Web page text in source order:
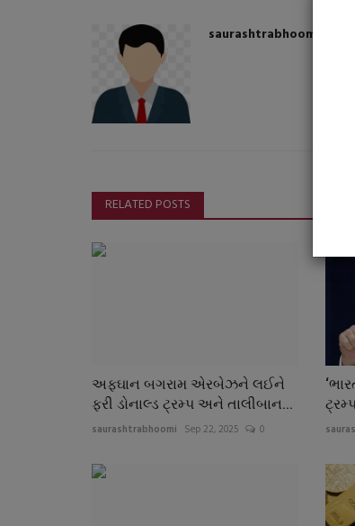
saurashtrabhoomi
RELATED POSTS
અફઘાન બગરામ એરબેઝને લઈને
ફરી ડોનાલ્ડ ટ્રમ્પ અને તાલીબાન...
saurashtrabhoomi Sep 22, 2025 0
96 રન સાથે T20 વર્લ્ડ કુપમાં
ઇતિહાસના પાનામાં...
saurashtrabhoomi